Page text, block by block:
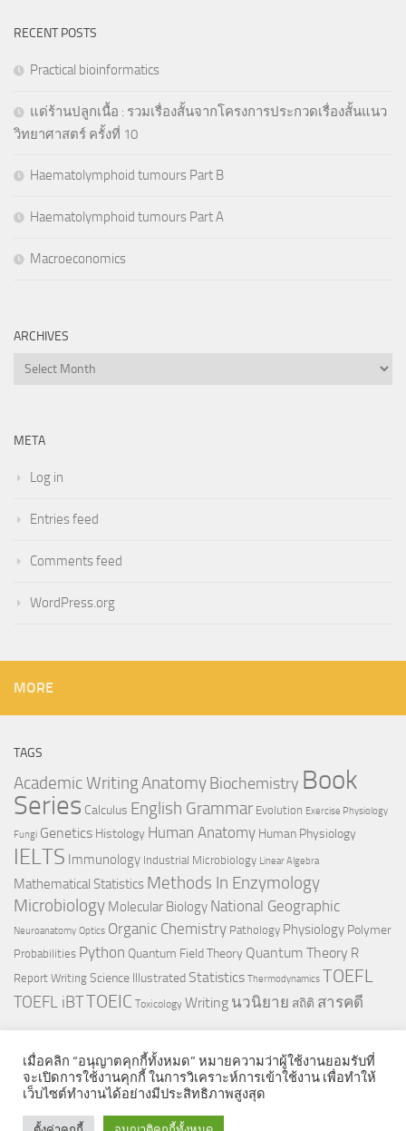
RECENT POSTS
Practical bioinformatics
แด่ร้านปลูกเนื้อ : รวมเรื่องสั้นจากโครงการประกวดเรื่องสั้นแนว
วิทยาศาสตร์ ครั้งที่ 10
Haematolymphoid tumours Part B
Haematolymphoid tumours Part A
Macroeconomics
ARCHIVES
Archives
META
Log in
Entries feed
Comments feed
WordPress.org
MORE
TAGS
Academic WritingAnatomy Biochemistry Book
Series Calculus English Grammar Evolution Exercise Physiology
Fungi Genetics Histology Human Anatomy Human Physiology
IELTS Immunology Industrial Microbiology Linear Algebra
Mathematical Statistics Methods In Enzymology
Microbiology Molecular Biology National Geographic
Neuroanatomy Optics Organic Chemistry Pathology Physiology Polymer
Probabilities Python Quantum Field Theory Quantum Theory R
Report Writing Science Illustrated Statistics Thermodynamics TOEFL
TOEFL iBTTOEIC Toxicology Writing นวนิยาย สถิติ สารคดี
© 2026. All Rights Reserved.
เมื่อคลิก “อนุญาตคุกกี้ทั้งหมด” หมายความว่าผู้ใช้งานยอมรับที่
จะเปิดการใช้งานคุกกี้ ในการวิเคราะห์การเข้าใช้งาน เพื่อทำให้
เว็บไซต์ทำงานได้อย่างมีประสิทธิภาพสูงสุด